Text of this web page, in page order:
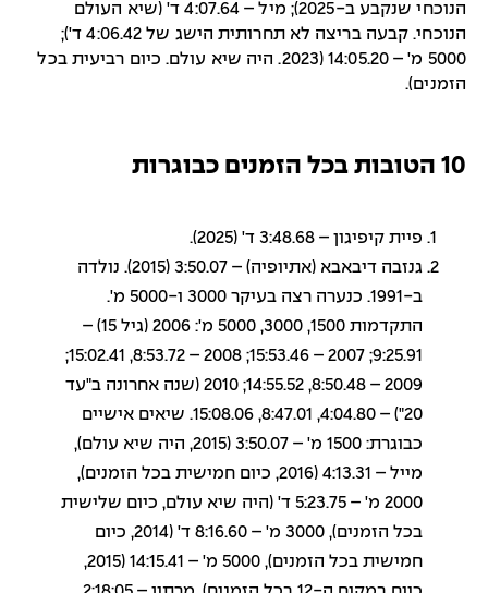
הנוכחי שנקבע ב-2025); מיל – 4:07.64 ד' (שיא העולם
הנוכחי. קבעה בריצה לא תחרותית הישג של 4:06.42 ד');
5000 מ' – 14:05.20 (2023. היה שיא עולם. כיום רביעית בכל
הזמנים).
10 הטובות בכל הזמנים כבוגרות
פיית קיפיגון – 3:48.68 ד' (2025).
גנזבה דיבאבא (אתיופיה) – 3:50.07 (2015). נולדה
ב-1991. כנערה רצה בעיקר 3000 ו-5000 מ'.
התקדמות 1500, 3000, 5000 מ': 2006 (גיל 15) –
9:25.91; 2007 – 15:53.46; 2008 – 8:53.72, 15:02.41;
2009 – 8:50.48, 14:55.52; 2010 (שנה אחרונה ב"עד
20") – 4:04.80, 8:47.01, 15:08.06. שיאים אישיים
כבוגרת: 1500 מ' – 3:50.07 (2015, היה שיא עולם),
מייל – 4:13.31 (2016, כיום חמישית בכל הזמנים),
2000 מ' – 5:23.75 ד' (היה שיא עולם, כיום שלישית
בכל הזמנים), 3000 מ' – 8:16.60 ד' (2014, כיום
חמישית בכל הזמנים), 5000 מ' – 14:15.41 (2015,